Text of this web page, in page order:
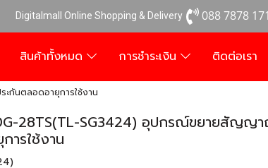
Digitalmall Online Shopping & Delivery 088 7878 171
สินค้าทั้งหมด การชำระเงิน ติดต่อเรา
กันตลอดอายุการใช้งาน
28TS(TL-SG3424) อุปกรณ์ขยายสัญญ
ารใช้งาน